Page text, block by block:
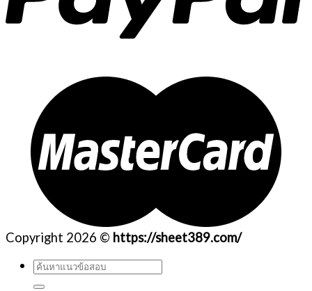
Copyright 2026 © https://sheet389.com/
ค้นหา: